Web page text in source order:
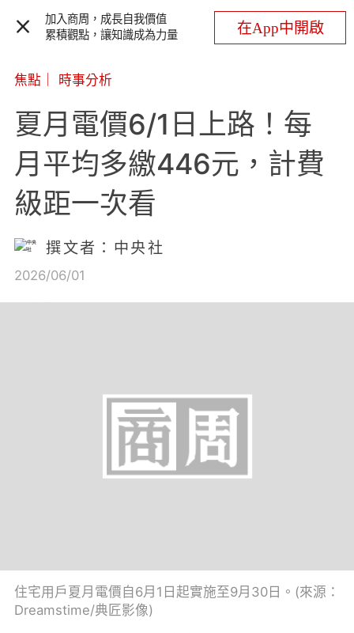
加入商周，成長自我價值
累積觀點，讓知識成為力量
在App中開啟
焦點 時事分析
夏月電價6/1日上路！每
月平均多繳446元，計費
級距一次看
撰文者：中央社
2026/06/01
住宅用戶夏月電價自6月1日起實施至9月30日。(來源：
Dreamstime/典匠影像)